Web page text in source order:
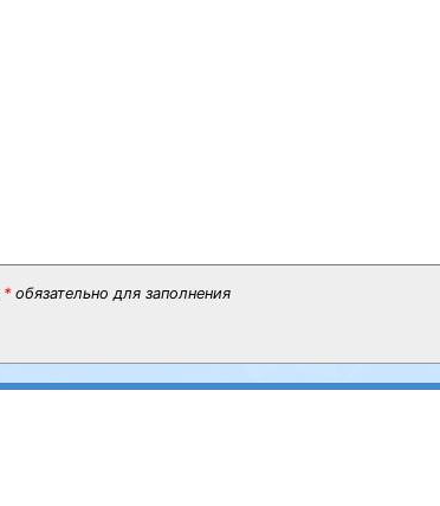
*обязательно для заполнения